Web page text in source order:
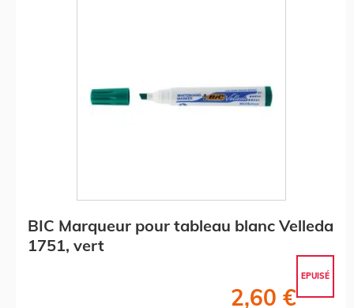
BIC Marqueur pour tableau blanc Velleda
1751, vert
EPUISÉ
2,60 €